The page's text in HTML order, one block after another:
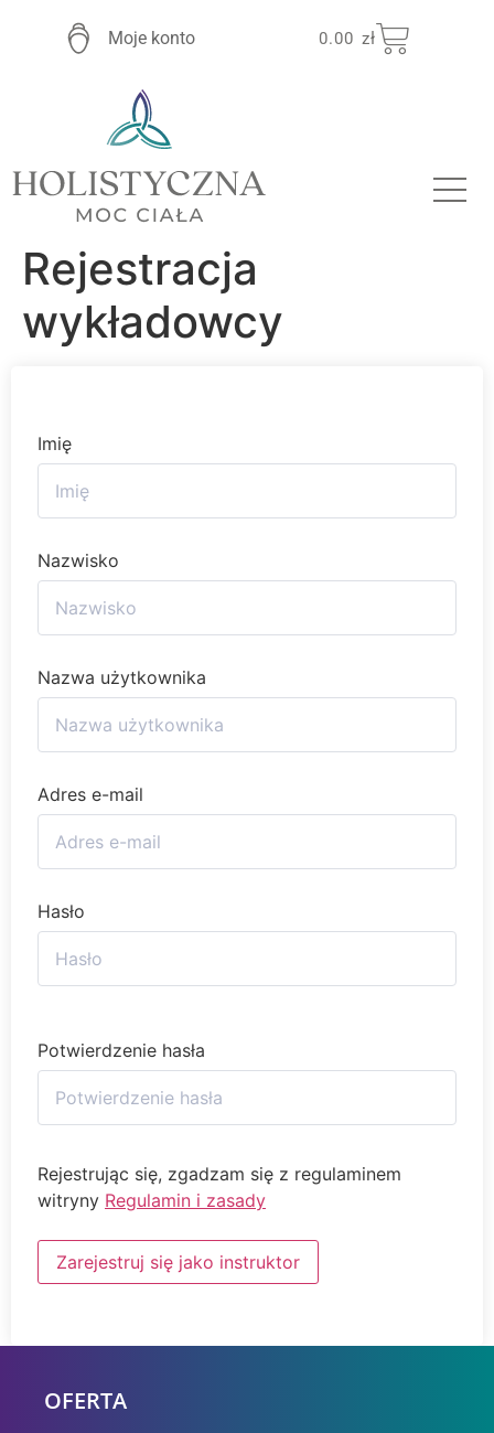
Moje konto 0.00zł
Rejestracja
wykładowcy
Imię
Nazwisko
Nazwa użytkownika
Adres e-mail
Hasło
Potwierdzenie hasła
Rejestrując się, zgadzam się z regulaminem
witryny Regulamin i zasady
Zarejestruj się jako instruktor
OFERTA